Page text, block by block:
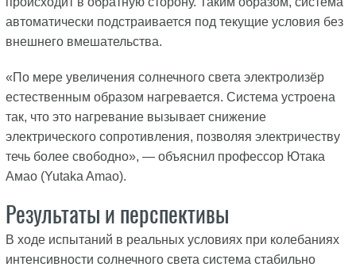
автоматически подстраивается под текущие условия без
внешнего вмешательства.
«По мере увеличения солнечного света электролизёр
естественным образом нагревается. Система устроена
так, что это нагревание вызывает снижение
электрического сопротивления, позволяя электричеству
течь более свободно», — объяснил профессор Ютака
Амао (Yutaka Amao).
Результаты и перспективы
В ходе испытаний в реальных условиях при колебаниях
интенсивности солнечного света система стабильно